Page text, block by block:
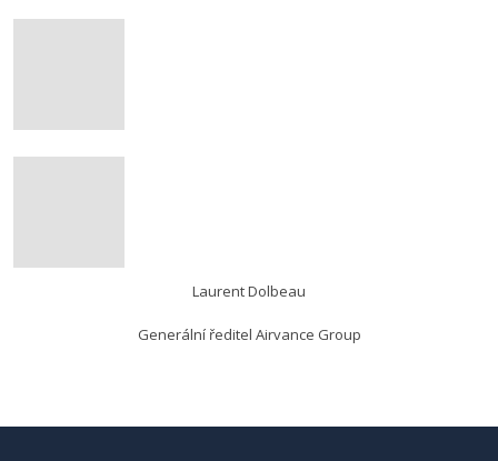
Laurent Dolbeau
Generální ředitel Airvance Group